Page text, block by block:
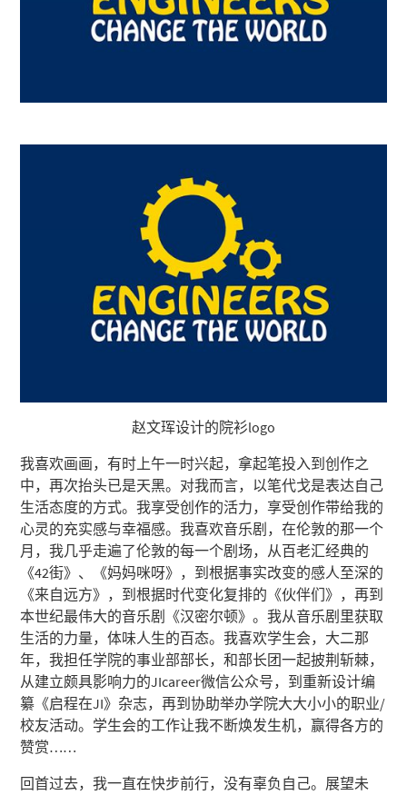
赵文珲设计的院衫logo
我喜欢画画，有时上午一时兴起，拿起笔投入到创作之
中，再次抬头已是天黑。对我而言，以笔代戈是表达自己
生活态度的方式。我享受创作的活力，享受创作带给我的
心灵的充实感与幸福感。我喜欢音乐剧，在伦敦的那一个
月，我几乎走遍了伦敦的每一个剧场，从百老汇经典的
《42街》、《妈妈咪呀》，到根据事实改变的感人至深的
《来自远方》，到根据时代变化复排的《伙伴们》，再到
本世纪最伟大的音乐剧《汉密尔顿》。我从音乐剧里获取
生活的力量，体味人生的百态。我喜欢学生会，大二那
年，我担任学院的事业部部长，和部长团一起披荆斩棘，
从建立颇具影响力的JIcareer微信公众号，到重新设计编
纂《启程在JI》杂志，再到协助举办学院大大小小的职业/
校友活动。学生会的工作让我不断焕发生机，赢得各方的
赞赏……
回首过去，我一直在快步前行，没有辜负自己。展望未